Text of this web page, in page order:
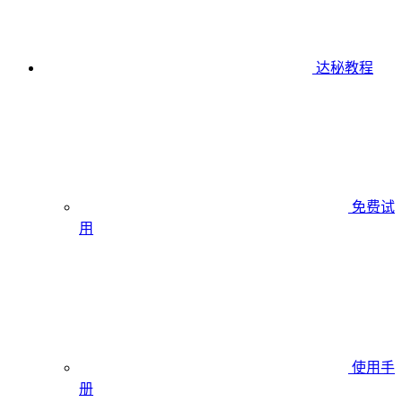
达秘教程
免费试
用
使用手
册